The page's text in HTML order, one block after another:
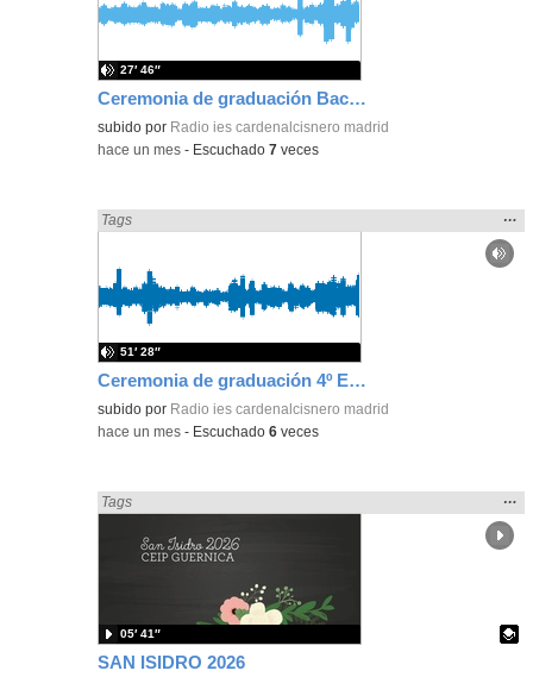
Ceremonia de graduación Bachillerato nocturno y FP Cardenal Cisneros
subido por Radio ies cardenalcisnero madrid
27′ 46″
-hace un mes - Escuchado7 veces
Ceremonia de graduación 4º ESO IES Cardenal Cisneros
Encontrado «Fiestas» en:
Tags
la
…
subido por Radio ies cardenalcisnero madrid
51′ 28″
-hace un mes - Escuchado6 veces
SAN ISIDRO 2026
Encontrado «Fiestas» en:
Tags
la
…
05′ 41″